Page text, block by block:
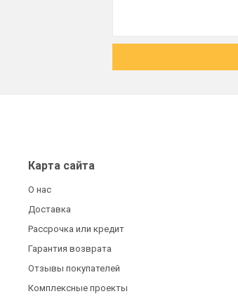
Карта сайта
О нас
Доставка
Рассрочка или кредит
Гарантия возврата
Отзывы покупателей
Комплексные проекты